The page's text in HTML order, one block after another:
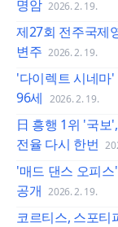
명암 2026. 2. 19.
제27회 전주국제
변주 2026. 2. 19.
'다이렉트 시네마
96세 2026. 2. 19.
日 흥행 1위 '국보
전율 다시 한번
'매드 댄스 오피
공개 2026. 2. 19.
코르티스, 스포티